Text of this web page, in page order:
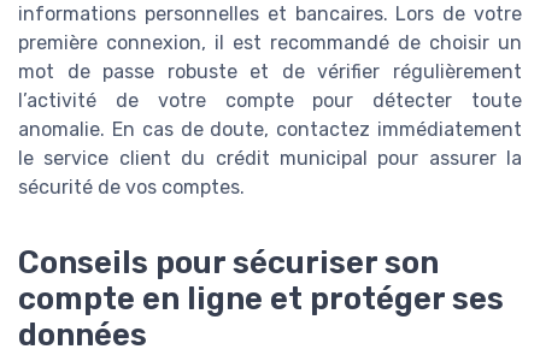
informations personnelles et bancaires. Lors de votre
première connexion, il est recommandé de choisir un
mot de passe robuste et de vérifier régulièrement
l’activité de votre compte pour détecter toute
anomalie. En cas de doute, contactez immédiatement
le service client du crédit municipal pour assurer la
sécurité de vos comptes.
Conseils pour sécuriser son
compte en ligne et protéger ses
données